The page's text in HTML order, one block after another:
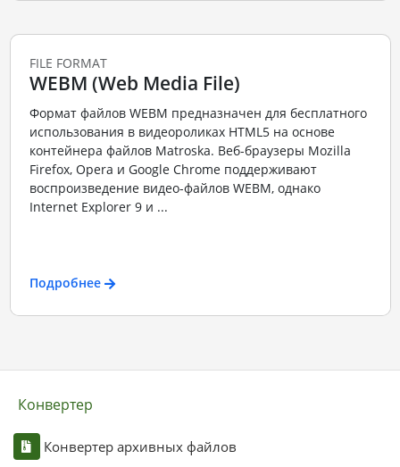
FILE FORMAT
WEBM (Web Media File)
Формат файлов WEBM предназначен для бесплатного
использования в видеороликах HTML5 на основе
контейнера файлов Matroska. Веб-браузеры Mozilla
Firefox, Opera и Google Chrome поддерживают
воспроизведение видео-файлов WEBM, однако
Internet Explorer 9 и ...
Подробнее
Конвертер
Конвертер архивных файлов